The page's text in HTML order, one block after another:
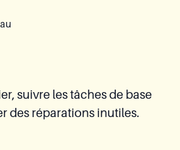
suivre les tâches de base
des réparations inutiles.